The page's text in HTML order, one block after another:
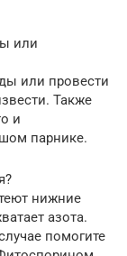
или
или провести
Также
и
парнике.
нижние
азота.
помогите